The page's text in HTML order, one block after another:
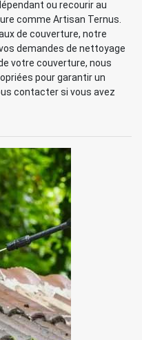
ou recourir au
comme Artisan Ternus.
de couverture, notre
demandes de nettoyage
votre couverture, nous
pour garantir un
contacter si vous avez